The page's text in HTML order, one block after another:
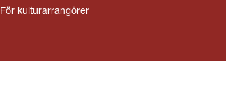
För kulturarrangörer